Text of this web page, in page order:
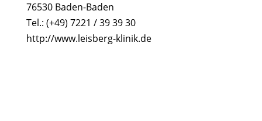
76530 Baden-Baden
Tel.: (+49) 7221 / 39 39 30
http://www.leisberg-klinik.de